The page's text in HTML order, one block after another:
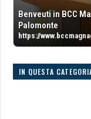
Benveuti in BCC
Palomonte
https://
IN QUESTA